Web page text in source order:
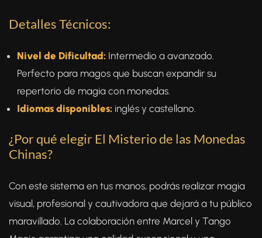
Detalles Técnicos:
Nivel de Dificultad: Intermedio a avanzado.
Perfecto para magos que buscan expandir su
repertorio de magia con monedas.
Idiomas disponibles: inglés y castellano.
¿Por qué elegir El Misterio de las Monedas
Chinas?
Con este sistema en tus manos, podrás realizar magia
visual, profesional y cautivadora que dejará a tu público
maravillado. La colaboración entre Marcel y Tango